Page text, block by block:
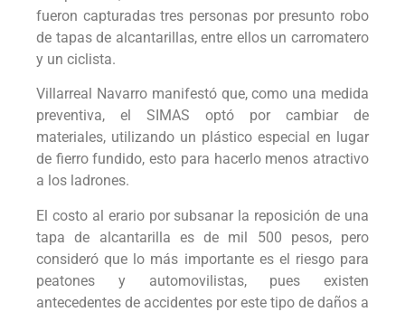
fueron capturadas tres personas por presunto robo
de tapas de alcantarillas, entre ellos un carromatero
y un ciclista.
Villarreal Navarro manifestó que, como una medida
preventiva, el SIMAS optó por cambiar de
materiales, utilizando un plástico especial en lugar
de fierro fundido, esto para hacerlo menos atractivo
a los ladrones.
El costo al erario por subsanar la reposición de una
tapa de alcantarilla es de mil 500 pesos, pero
consideró que lo más importante es el riesgo para
peatones y automovilistas, pues existen
antecedentes de accidentes por este tipo de daños a